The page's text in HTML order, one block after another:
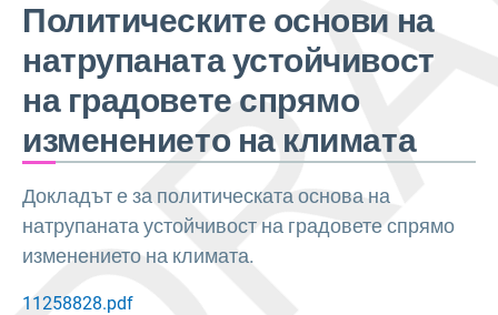
Политическите основи на
натрупаната устойчивост
на градовете спрямо
изменението на климата
Докладът е за политическата основа на
натрупаната устойчивост на градовете спрямо
изменението на климата.
11258828.pdf